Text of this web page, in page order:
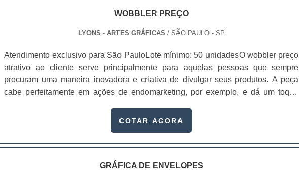
WOBBLER PREÇO
LYONS - ARTES GRÁFICAS / SÃO PAULO - SP
Atendimento exclusivo para São PauloLote mínimo: 50 unidadesO wobbler preço
atrativo ao cliente serve principalmente para aquelas pessoas que sempre
procuram uma maneira inovadora e criativa de divulgar seus produtos. A peça
cabe perfeitamente em ações de endomarketing, por exemplo, e dá um toque
do que uma peça promocional que fica pendurada com barbantes em lojas,
COTAR AGORA
GRÁFICA DE ENVELOPES